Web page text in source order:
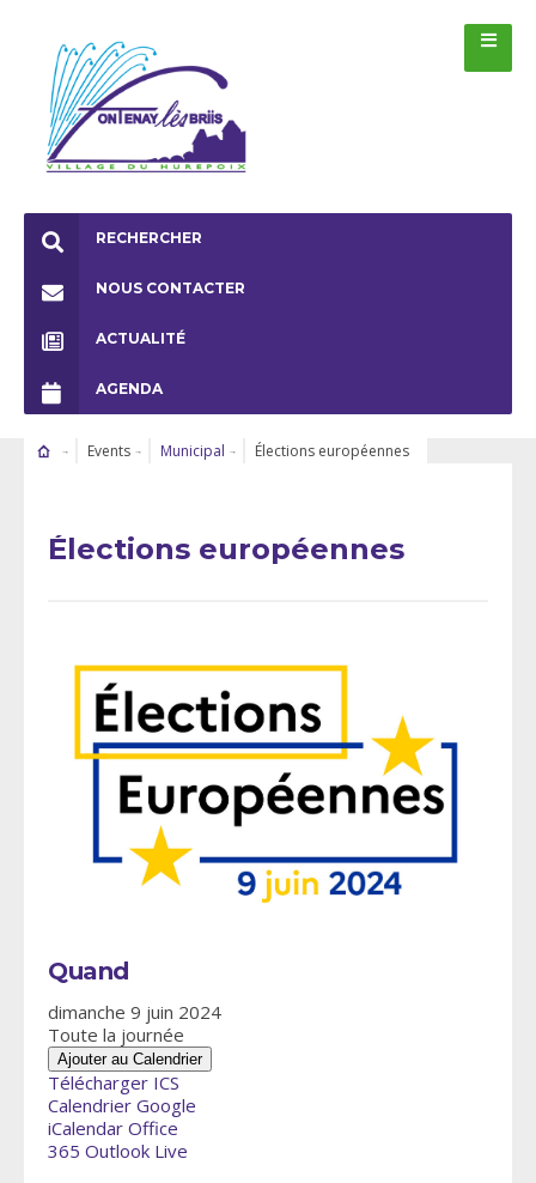
RECHERCHER
NOUS CONTACTER
ACTUALITÉ
AGENDA
Events Municipal Élections européennes
Élections européennes
Quand
dimanche 9 juin 2024
Toute la journée
Ajouter au Calendrier
Télécharger ICS
Calendrier Google
iCalendar Office
365 Outlook Live